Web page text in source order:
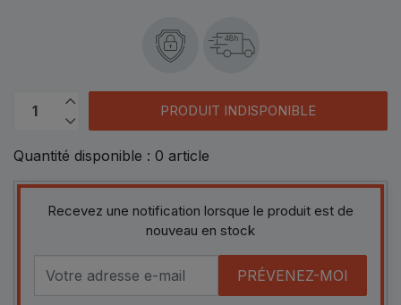
48h
PRODUIT INDISPONIBLE
Quantité disponible : 0 article
Recevez une notification lorsque le produit est de
nouveau en stock
PRÉVENEZ-MOI